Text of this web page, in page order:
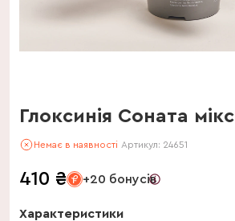
Глоксинія Соната мікс
Немає в наявності Артикул: 24651
410 ₴ +20 бонусів
Характеристики